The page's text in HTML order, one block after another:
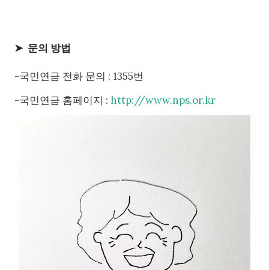
➤ 문의 방법
-국민연금 전화 문의 : 1355번
-국민연금 홈페이지 : http://www.nps.or.kr